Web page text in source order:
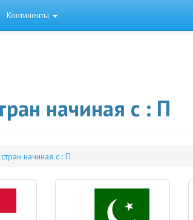
Континенты
начиная с : П
начиная с : П